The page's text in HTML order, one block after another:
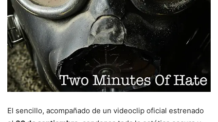
El sencillo, acompañado de un videoclip oficial estrenado